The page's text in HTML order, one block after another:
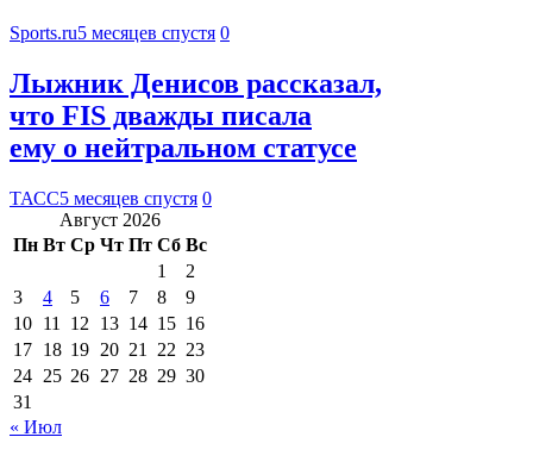
Sports.ru5 месяцев спустя 0
Лыжник Денисов рассказал,
что FIS дважды писала
ему о нейтральном статусе
ТАСС5 месяцев спустя 0
Август 2026
Пн Вт Ср Чт Пт Сб Вс
1
2
3
4 5 6 7 8
9
10 11 12 13 14 15 16
17 18 19 20 21 22 23
24 25 26 27 28 29 30
31
« Июл